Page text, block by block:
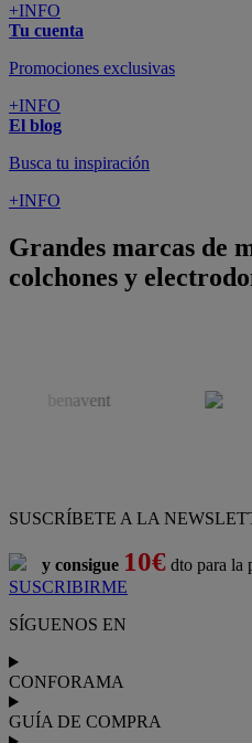
+INFO
Tu cuenta
Promociones exclusivas
+INFO
El blog
Busca tu inspiración
+INFO
Grandes marcas de
colchones y
SUSCRÍBETE A LA
y consigue 10€ dto para la
SUSCRIBIRME
SÍGUENOS EN
CONFORAMA
GUÍA DE COMPRA